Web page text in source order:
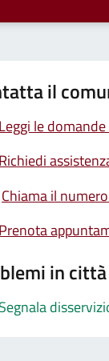
il
le
Chiama il
in città